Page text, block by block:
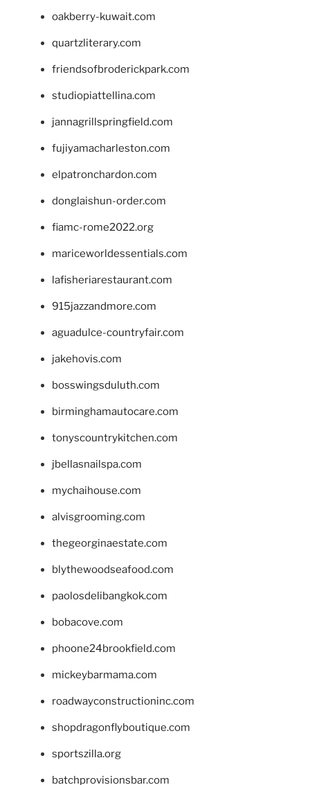
oakberry-kuwait.com
quartzliterary.com
friendsofbroderickpark.com
studiopiattellina.com
jannagrillspringfield.com
fujiyamacharleston.com
elpatronchardon.com
donglaishun-order.com
fiamc-rome2022.org
mariceworldessentials.com
lafisheriarestaurant.com
915jazzandmore.com
aguadulce-countryfair.com
jakehovis.com
bosswingsduluth.com
birminghamautocare.com
tonyscountrykitchen.com
jbellasnailspa.com
mychaihouse.com
alvisgrooming.com
thegeorginaestate.com
blythewoodseafood.com
paolosdelibangkok.com
bobacove.com
phoone24brookfield.com
mickeybarmama.com
roadwayconstructioninc.com
shopdragonflyboutique.com
sportszilla.org
batchprovisionsbar.com